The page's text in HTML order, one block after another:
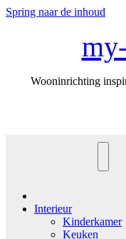
Spring naar de inhoud
Wooninrichting
Interieur
Kinderkamer
Keuken